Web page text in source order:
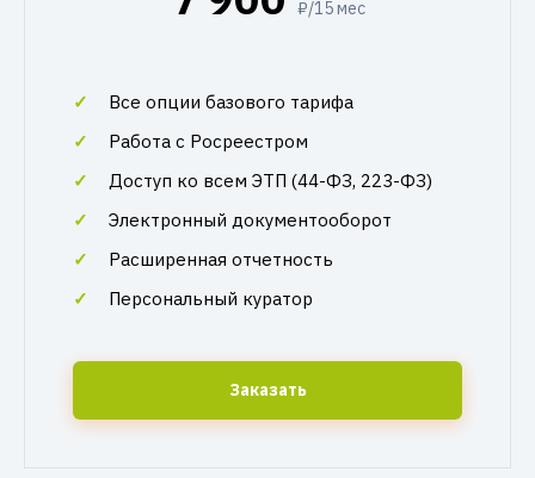
₽/15 мес
Все опции базового тарифа
Работа с Росреестром
Доступ ко всем ЭТП (44-ФЗ, 223-ФЗ)
Электронный документооборот
Расширенная отчетность
Персональный куратор
Заказать